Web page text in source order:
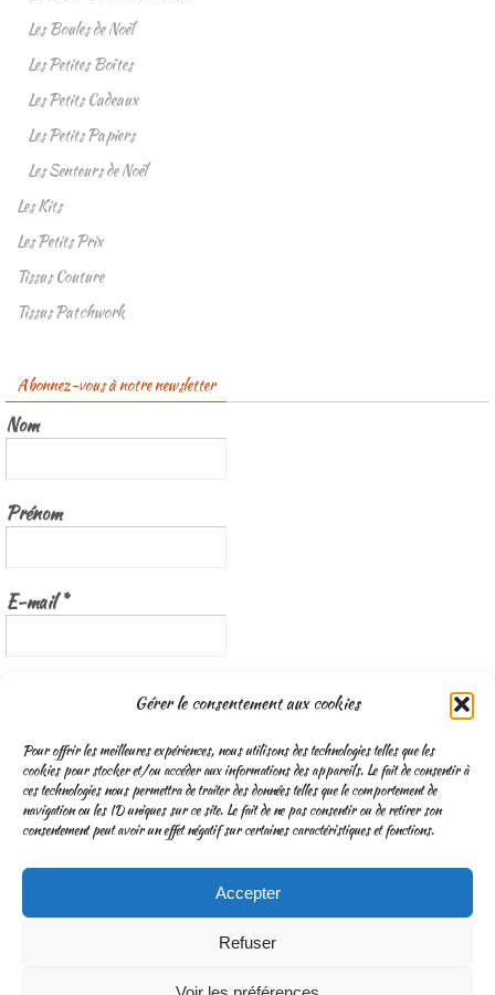
Gérer le consentement aux cookies
Pour offrir les meilleures expériences, nous utilisons des technologies telles que les
cookies pour stocker et/ou accéder aux informations des appareils. Le fait de consentir à
ces technologies nous permettra de traiter des données telles que le comportement de
navigation ou les ID uniques sur ce site. Le fait de ne pas consentir ou de retirer son
consentement peut avoir un effet négatif sur certaines caractéristiques et fonctions.
Accepter
Refuser
Les Boules de Noël
Les Petites Boîtes
Les Petits Cadeaux
Les Petits Papiers
Les Senteurs de Noël
Les Kits
Les Petits Prix
Tissus Couture
Tissus Patchwork
Abonnez-vous à notre newsletter
Nom
Prénom
E-mail*
Nous gardons vos données privées et ne les partageons qu’avec les
tierces parties qui rendent ce service possible.Lisez notre politique de
confidentialité
CGV
Mentions légales & Traitement des données personnelles